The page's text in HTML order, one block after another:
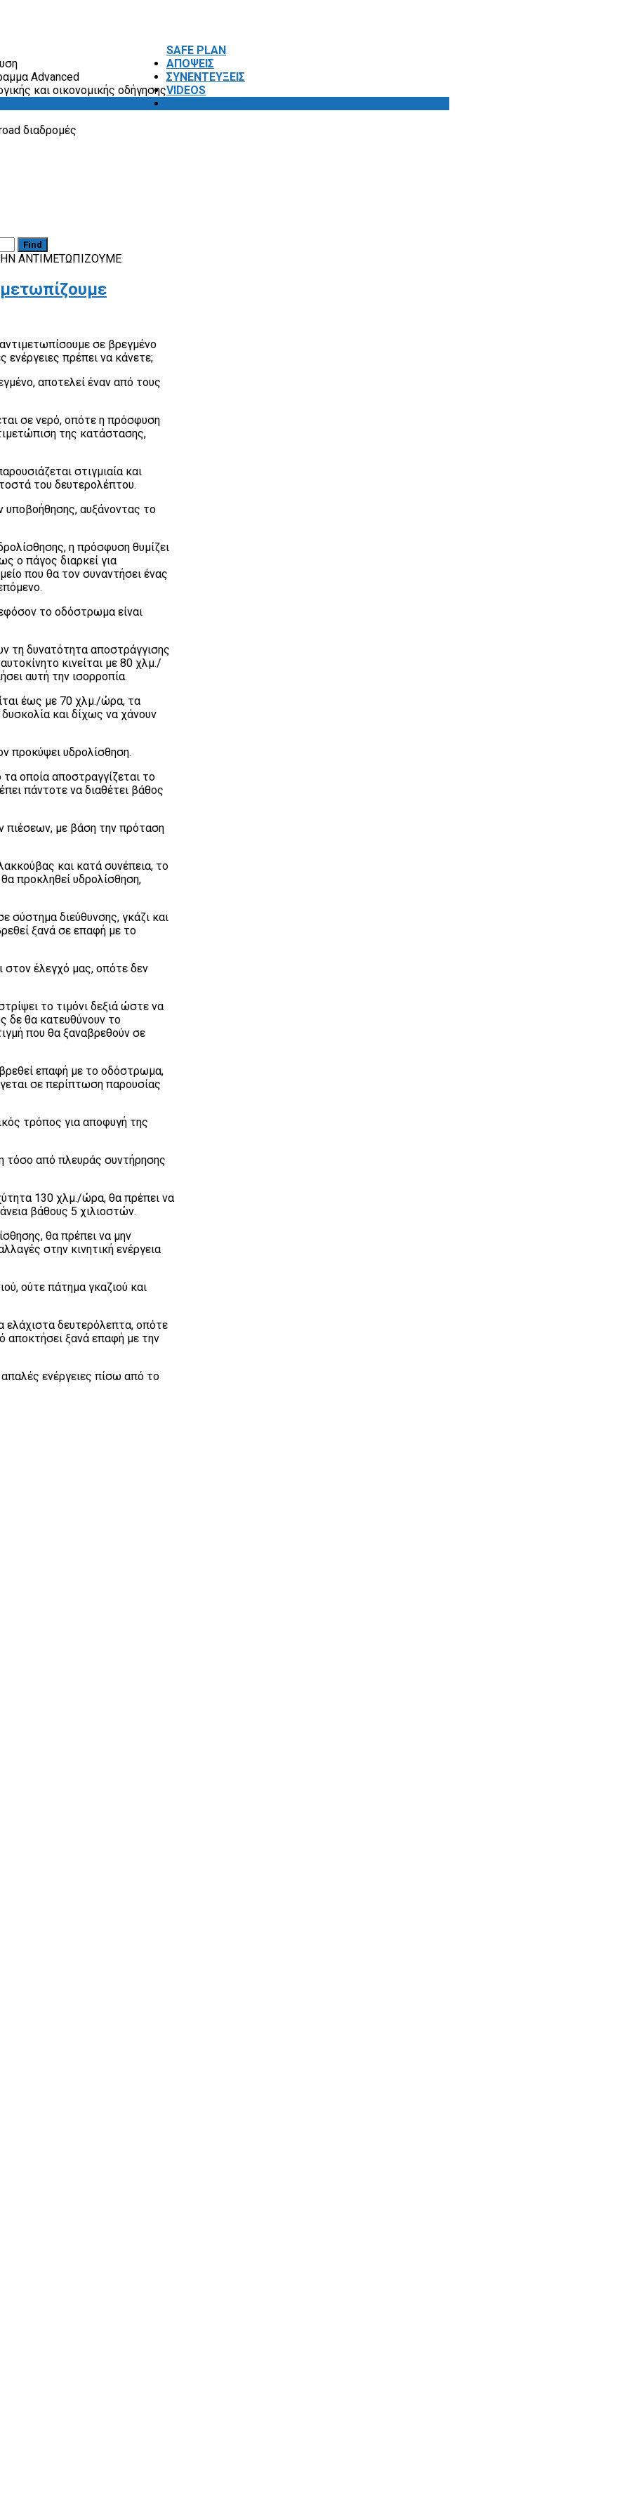
SAFE PLAN
Advanced
και οικονομικής οδήγησης
διαδρομές
ΑΠΟΨΕΙΣ
ΣΥΝΕΝΤΕΥΞΕΙΣ
VIDEOS
Find
ΑΝΤΙΜΕΤΩΠΊΖΟΥΜΕ
σε βρεγμένο
ενέργειες πρέπει να κάνετε;
αποτελεί έναν από τους
σε νερό, οπότε η πρόσφυση
της κατάστασης,
στιγμιαία και
του δευτερολέπτου.
υποβοήθησης, αυξάνοντας το
η πρόσφυση θυμίζει
ο πάγος διαρκεί για
που θα τον συναντήσει ένας
το οδόστρωμα είναι
τη δυνατότητα αποστράγγισης
κινείται με 80 χλμ./
αυτή την ισορροπία.
έως με 70 χλμ./ώρα, τα
και δίχως να χάνουν
προκύψει υδρολίσθηση.
οποία αποστραγγίζεται το
πάντοτε να διαθέτει βάθος
πιέσεων, με βάση την πρόταση
και κατά συνέπεια, το
προκληθεί υδρολίσθηση,
σύστημα διεύθυνσης, γκάζι και
ξανά σε επαφή με το
στον έλεγχό μας, οπότε δεν
το τιμόνι δεξιά ώστε να
δε θα κατευθύνουν το
που θα ξαναβρεθούν σε
επαφή με το οδόστρωμα,
σε περίπτωση παρουσίας
τρόπος για αποφυγή της
τόσο από πλευράς συντήρησης
130 χλμ./ώρα, θα πρέπει να
βάθους 5 χιλιοστών.
θα πρέπει να μην
στην κινητική ενέργεια
ούτε πάτημα γκαζιού και
ελάχιστα δευτερόλεπτα, οπότε
αποκτήσει ξανά επαφή με την
απαλές ενέργειες πίσω από το